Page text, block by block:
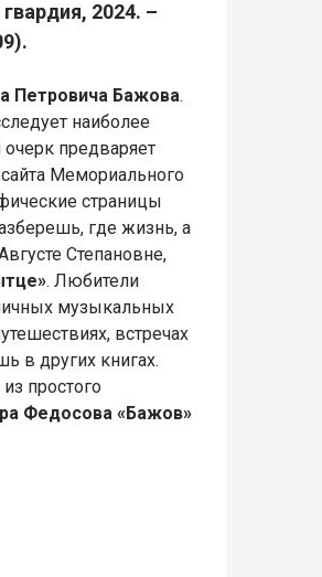
2024. –
Петровича Бажова.
наиболее
предваряет
Мемориального
страницы
где жизнь, а
Степановне,
. Любители
музыкальных
встречах
в других книгах.
простого
Федосова «Бажов»